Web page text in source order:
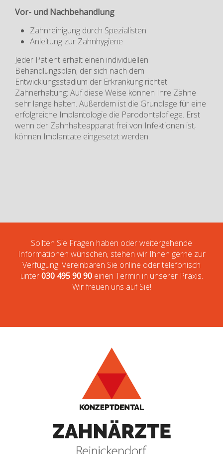
Vor- und Nachbehandlung
Zahnreinigung durch Spezialisten
Anleitung zur Zahnhygiene
Jeder Patient erhält einen individuellen
Behandlungsplan, der sich nach dem
Entwicklungsstadium der Erkrankung richtet.
Zahnerhaltung: Auf diese Weise können Ihre Zähne
sehr lange halten. Außerdem ist die Grundlage für eine
erfolgreiche Implantologie die Parodontalpflege. Erst
wenn der Zahnhalteapparat frei von Infektionen ist,
können Implantate eingesetzt werden.
Sollten Sie Fragen haben oder weitergehende
Informationen wünschen, stehen wir Ihnen gerne zur
Verfügung. Vereinbaren Sie online oder telefonisch
unter030 495 90 90einen Termin in unserer Praxis.
Wir freuen uns auf Sie!